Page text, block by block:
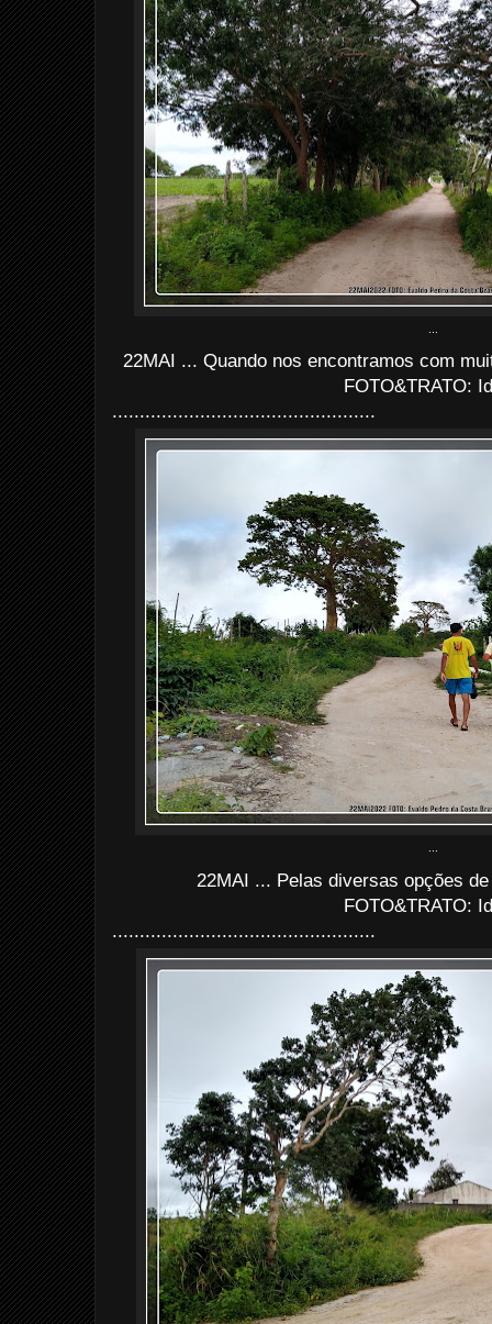
22MAI ... Quando nos encontramos com
FOTO&TRATO:
................................................
22MAI ... Pelas diversas opções
FOTO&TRATO:
................................................